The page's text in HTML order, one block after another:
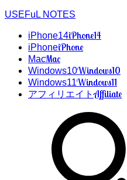
USEFuL NOTES
iPhone14iPhone14
iPhoneiPhone
MacMac
Windows10Windows10
Windows11Windows11
アフィリエイトAffiliate